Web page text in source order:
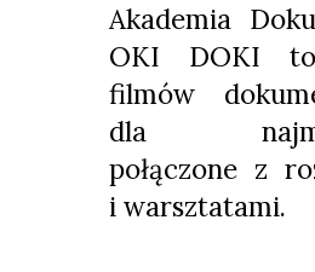
Akademia
OKI DOKI
filmów
dla
połączone z
i warsztatami.